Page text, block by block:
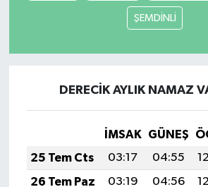
ŞEMDİNLİ
DERECİK AYLIK NAMAZ
İMSAK GÜNEŞ
25 Tem Cts
03:17 04:55
26 Tem Paz
03:19 04:56